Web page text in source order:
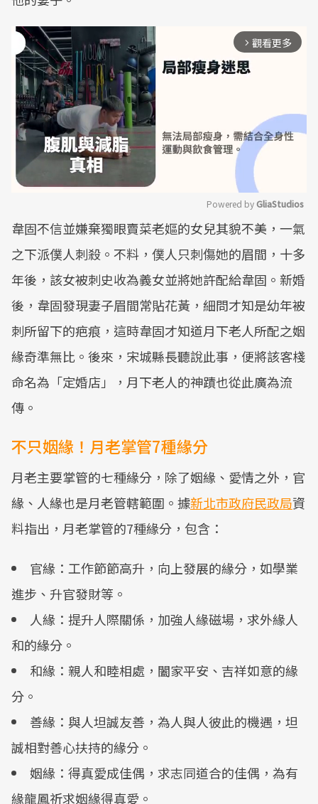
arrow_forward_ios 觀看更多
Mute
Powered by GliaStudios
韋固不信並嫌棄獨眼賣菜老嫗的女兒其貌不美，一氣
之下派僕人刺殺。不料，僕人只刺傷她的眉間，十多
年後，該女被刺史收為義女並將她許配給韋固。新婚
後，韋固發現妻子眉間常貼花黃，細問才知是幼年被
刺所留下的疤痕，這時韋固才知道月下老人所配之姻
緣奇準無比。後來，宋城縣長聽說此事，便將該客棧
命名為「定婚店」，月下老人的神蹟也從此廣為流
傳。
不只姻緣！月老掌管7種緣分
月老主要掌管的七種緣分，除了姻緣、愛情之外，官
緣、人緣也是月老管轄範圍。據新北市政府民政局資
料指出，月老掌管的7種緣分，包含：
官緣：工作節節高升，向上發展的緣分，如學業
進步、升官發財等。
人緣：提升人際關係，加強人緣磁場，求外緣人
和的緣分。
和緣：親人和睦相處，闔家平安、吉祥如意的緣
分。
善緣：與人坦誠友善，為人與人彼此的機遇，坦
誠相對善心扶持的緣分。
姻緣：得真愛成佳偶，求志同道合的佳偶，為有
緣龍鳳祈求姻緣得真愛。